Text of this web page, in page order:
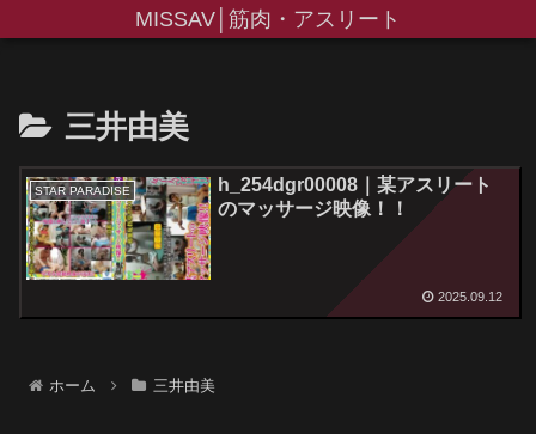
MISSAV│筋肉・アスリート
三井由美
STAR PARADISE
h_254dgr00008｜某アスリート
のマッサージ映像！！
2025.09.12
ホーム 三井由美